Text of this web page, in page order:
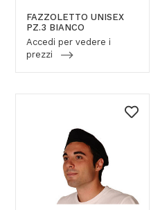
FAZZOLETTO UNISEX
PZ.3 BIANCO
Accedi per vedere i
prezzi